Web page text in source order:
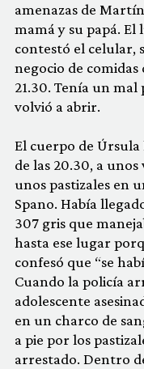
amenazas de
mamá y su papá.
contestó el celular,
negocio de
21.30. Tenía un
volvió a abrir.
El cuerpo de
de las 20.30, a
unos pastizales en
Spano. Había
307 gris que
hasta ese lugar
confesó que “se
Cuando la policía
adolescente
en un charco de
a pie por los
arrestado. Dentro